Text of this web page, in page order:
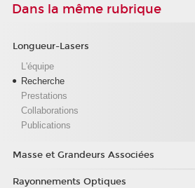
Dans la même rubrique
Longueur-Lasers
L'équipe
Recherche
Prestations
Collaborations
Publications
Masse et Grandeurs Associées
Rayonnements Optiques